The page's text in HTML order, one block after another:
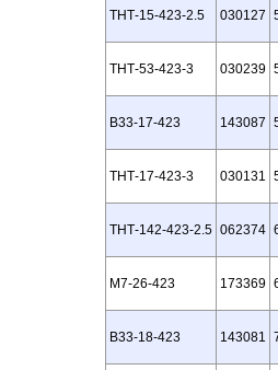
THT‑15‑423‑2.5 030127
THT‑53‑423‑3 030239
B33‑17‑423 143087
THT‑17‑423‑3 030131
THT‑142‑423‑2.5 062374
M7‑26‑423 173369
B33‑18‑423 143081